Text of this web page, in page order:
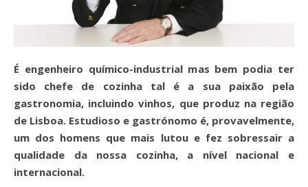
É engenheiro químico-industrial mas bem podia ter
sido chefe de cozinha tal é a sua paixão pela
gastronomia, incluindo vinhos, que produz na região
de Lisboa. Estudioso e gastrónomo é, provavelmente,
um dos homens que mais lutou e fez sobressair a
qualidade da nossa cozinha, a nível nacional e
internacional.